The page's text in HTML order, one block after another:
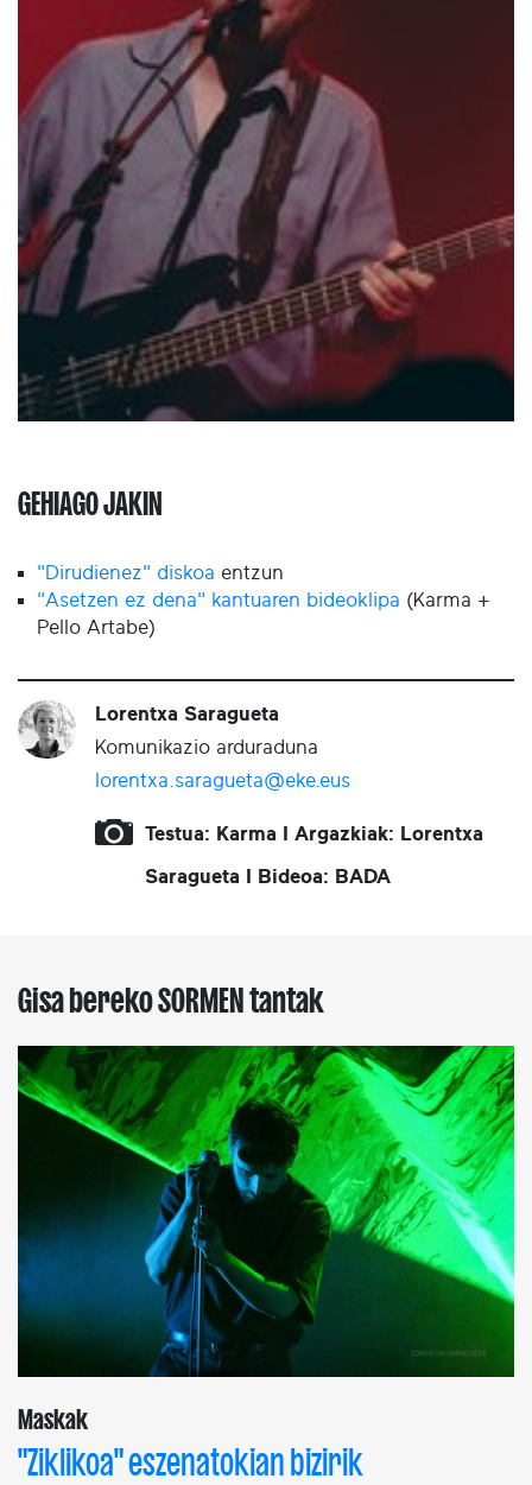
GEHIAGO JAKIN
"Dirudienez" diskoa entzun
"Asetzen ez dena" kantuaren bideoklipa (Karma +
Pello Artabe)
Lorentxa Saragueta
Komunikazio arduraduna
lorentxa.saragueta@eke.eus
Testua: Karma I Argazkiak: Lorentxa
Saragueta I Bideoa: BADA
Gisa bereko SORMEN tantak
Maskak
"Ziklikoa" eszenatokian bizirik